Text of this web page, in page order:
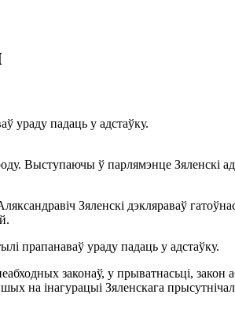
ураду падаць у адстаўку.
Выступаючы ў парлямэнце Зяленскі
Зяленскі дэкляраваў
прапанаваў ураду падаць у адстаўку.
законаў, у прыватнасьці, закон
на інагурацыі Зяленскага